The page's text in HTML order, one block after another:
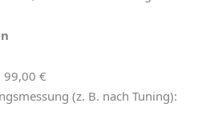
99,00 €
(z. B. nach Tuning):